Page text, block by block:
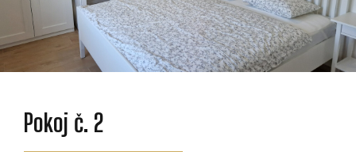
Pokoj č. 2